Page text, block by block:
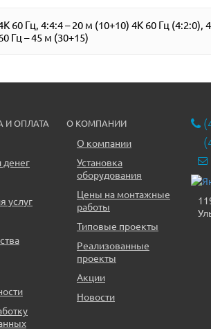
60 Гц, 4:4:4 – 20 м (10+10) 4K 60 Гц (4:2:0),
Гц – 45 м (30+15)
И ОПЛАТА
денег
услуг
О КОМПАНИИ
О компании
Установка
оборудования
Цены на монтажные
работы
Типовые проекты
Реализованные
проекты
Акции
Новости